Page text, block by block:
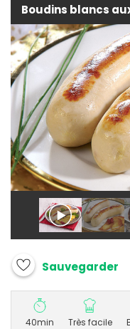
Boudins blancs
Sauvegarder
40min Très facile